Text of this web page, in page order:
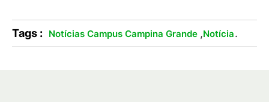
Tags : Notícias Campus Campina Grande ,Notícia.